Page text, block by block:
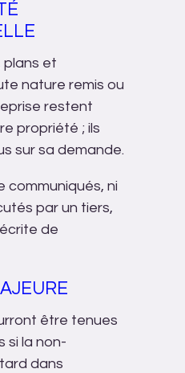
plans et
nature remis ou
restent
propriété ; ils
sur sa demande.
communiqués, ni
par un tiers,
de
être tenues
si la non-
dans